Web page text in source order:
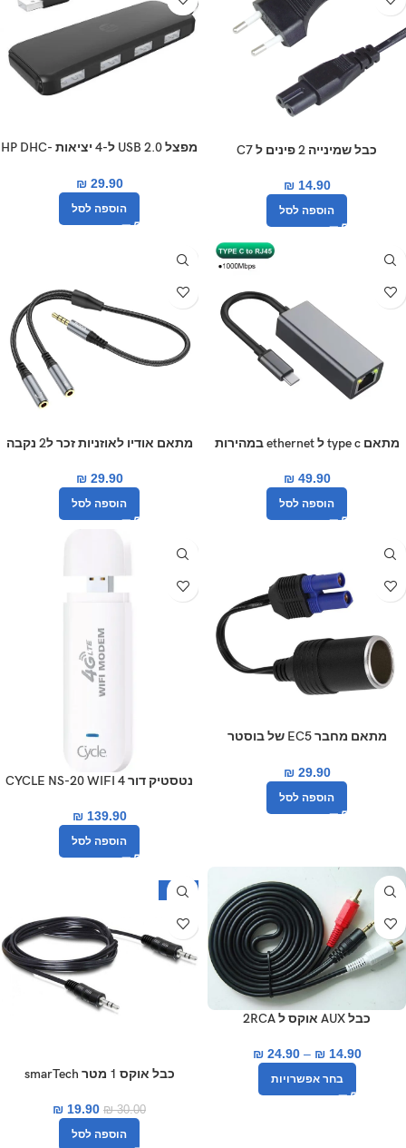
כבל שמינייה 2 פינים ל C7
₪14.90
הוספה לסל
מפצל USB 2.0 ל-4 יציאות HP DHC-
₪29.90
הוספה לסל
מתאם type c ל ethernet במהירות
₪49.90
הוספה לסל
מתאם אודיו לאוזניות זכר ל2 נקבה
₪29.90
הוספה לסל
מתאם מחבר EC5 של בוסטר
₪29.90
הוספה לסל
נטסטיק דור 4 CYCLE NS-20 WIFI
₪139.90
הוספה לסל
כבל AUX אוקס ל 2RCA
₪14.90
–
₪24.90
בחר אפשרויות
-34%
כבל אוקס 1 מטר smarTech
₪30.00
₪ 19.90
הוספה לסל